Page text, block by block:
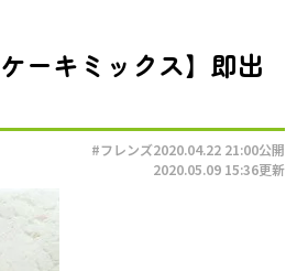
ーキミックス】即出
#フレンズ2020.04.22 21:00公開
2020.05.09 15:36更新